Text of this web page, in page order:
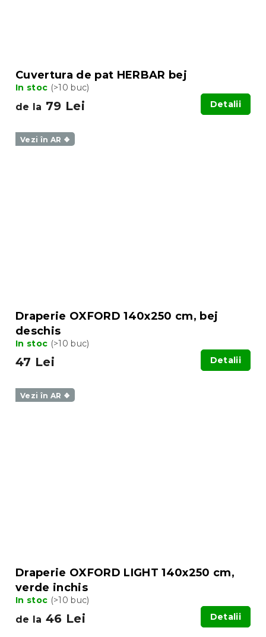
Cuvertura de pat HERBAR bej
In stoc (>10 buc)
de la 79 Lei Detalii
Vezi în AR ❖
Draperie OXFORD 140x250 cm, bej
deschis
In stoc (>10 buc)
47 Lei Detalii
Vezi în AR ❖
Draperie OXFORD LIGHT 140x250 cm,
verde inchis
In stoc (>10 buc)
de la 46 Lei Detalii